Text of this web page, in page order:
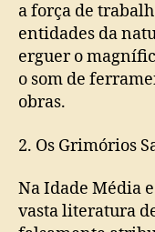
a força de
entidades da
erguer o
o som de
obras.
2. Os Grimórios
Na Idade Média
vasta literatura